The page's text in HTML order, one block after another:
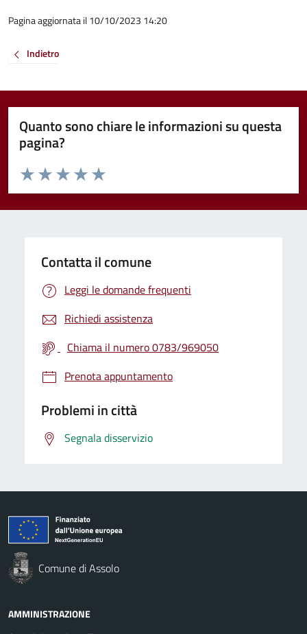
Pagina aggiornata il 10/10/2023 14:20
Indietro
Quanto sono chiare le informazioni su questa
pagina?
Valuta da 1 a 5 stelle la pagina
Valuta 5 stelle su 5
Valuta 4 stelle su 5
Valuta 3 stelle su 5
Valuta 2 stelle su 5
Valuta 1 stelle su 5
Contatta il comune
Leggi le domande frequenti
Richiedi assistenza
Chiama il numero 0783/969050
Prenota appuntamento
Problemi in città
Segnala disservizio
Comune di Assolo
AMMINISTRAZIONE